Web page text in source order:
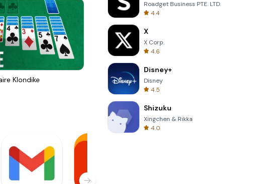
Klondike Four Colors
Roadget Business PTE. LTD.
4.4
X
X Corp.
4.6
Disney+
Disney
4.5
Shizuku
Xingchen & Rikka
4.0